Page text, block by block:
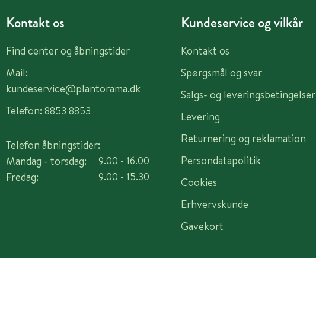
Kontakt os
Find center og åbningstider
Mail:
kundeservice@plantorama.dk
Telefon: 8853 8853
Telefon åbningstider:
Mandag - torsdag:
Fredag:
9.00 - 16.00
9.00 - 15.30
Kundeservice og vilkår
Kontakt os
Spørgsmål og svar
Salgs- og leveringsbetingelser
Levering
Returnering og reklamation
Persondatapolitik
Cookies
Erhvervskunde
Gavekort